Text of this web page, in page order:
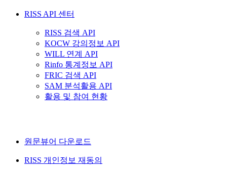
RISS API 센터
RISS 검색 API
KOCW 강의정보 API
WILL 연계 API
Rinfo 통계정보 API
FRIC 검색 API
SAM 분석활용 API
활용 및 참여 현황
원문뷰어 다운로드
RISS 개인정보 재동의